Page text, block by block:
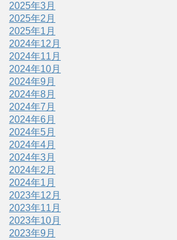
2025年3月
2025年2月
2025年1月
2024年12月
2024年11月
2024年10月
2024年9月
2024年8月
2024年7月
2024年6月
2024年5月
2024年4月
2024年3月
2024年2月
2024年1月
2023年12月
2023年11月
2023年10月
2023年9月